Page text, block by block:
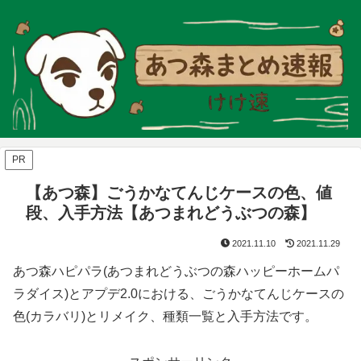
PR
【あつ森】ごうかなてんじケースの色、値
段、入手方法【あつまれどうぶつの森】
2021.11.10 2021.11.29
あつ森ハピパラ(あつまれどうぶつの森ハッピーホームパ
ラダイス)とアプデ2.0における、ごうかなてんじケースの
色(カラバリ)とリメイク、種類一覧と入手方法です。